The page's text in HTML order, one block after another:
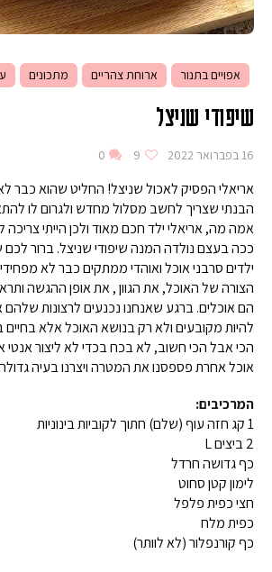
אפויים בתנור ארוחת צהריים מתכונים
שיפודי שניצל
16 בפברואר 2022 9
0
אריאלי הפסיק לאכול שניצל! החליט שהוא כבר
הבנתי שצריך לחשב מסלול מחדש ולגרום לו
אמה מה, אריאלי ילד חכם מאוד ולכן הייתי צריכה
ככה בעצם נולדה המנה שיפודי שניצל. ברור לכם
ילדים סרבני אוכל ואוהדי ממתקים כבר לא
הצורה של האוכל, את הגוון , את אופן ההגשה
הם אוכלים. ברגע שאנחנו נכנעים לרצונות שלהם
להיות מקובעים ולא רק בנושא האוכל אלא בחיים
הכי אבל הכי חשוב, לא בכח בכדי לא ליצור אנטי
אוכל אחרת פספסנו את המטרה ויצרנו בעיה גדולה
המרכיבים:
1 קג חזה עוף (שלם) חתוך לקוביות בינוניות
2 ביצים L
כף גדושה חרדל
לימון קטן סחוט
חצי כפית פלפל
כפית מלח
כף קורנפלור (לא לוותר)